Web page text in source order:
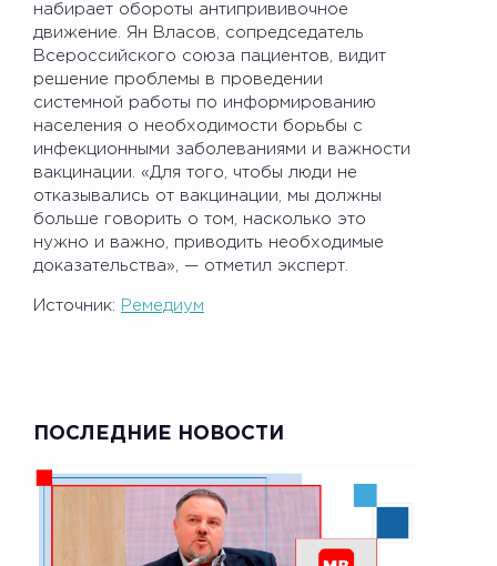
набирает обороты антипрививочное
движение. Ян Власов, сопредседатель
Всероссийского союза пациентов, видит
решение проблемы в проведении
системной работы по информированию
населения о необходимости борьбы с
инфекционными заболеваниями и важности
вакцинации. «Для того, чтобы люди не
отказывались от вакцинации, мы должны
больше говорить о том, насколько это
нужно и важно, приводить необходимые
доказательства», — отметил эксперт.
Источник: Ремедиум
ПОСЛЕДНИЕ НОВОСТИ